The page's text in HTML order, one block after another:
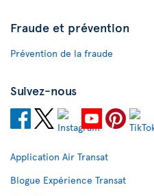
Fraude et prévention
Prévention de la fraude
Suivez-nous
Application Air Transat
Blogue Expérience Transat